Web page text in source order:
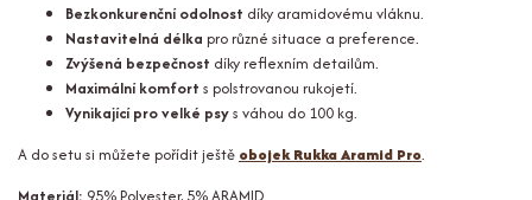
Bezkonkurenční odolnost díky aramidovému vláknu.
Nastavitelná délka pro různé situace a preference.
Zvýšená bezpečnost díky reflexním detailům.
Maximální komfort s polstrovanou rukojetí.
Vynikající pro velké psys váhou do 100 kg.
A do setu si můžete pořídit ještě obojek Rukka Aramid Pro.
Materiál: 95% Polyester, 5% ARAMID